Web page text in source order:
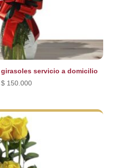
servicio a domicilio
$150.000